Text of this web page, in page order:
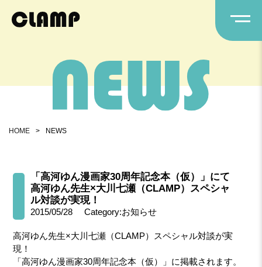
HOME > NEWS
「高河ゆん漫画家30周年記念本（仮）」にて
高河ゆん先生×大川七瀬（CLAMP）スペシャ
ル対談が実現！
2015/05/28 Category:お知らせ
高河ゆん先生×大川七瀬（CLAMP）スペシャル対談が実
現！
「高河ゆん漫画家30周年記念本（仮）」に掲載されます。